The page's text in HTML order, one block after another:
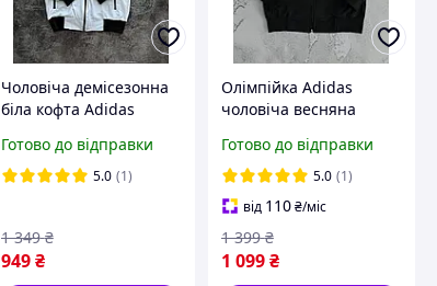
Чоловіча демісезонна
біла кофта Adidas
без капюшона, Осіння
весняна кофта Адідас
Готово до відправки
5.0 (1)
949 ₴
1 349 ₴
Олімпійка Adidas
чоловіча весняна
трикотажна Адідас
повсякденна чорна
Люкс
Готово до відправки
5.0 (1)
від 110₴/міс
1 099₴
1 399 ₴